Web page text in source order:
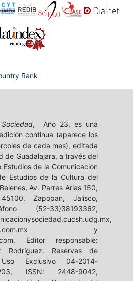
, Año 23, es una
continua (aparece los
de cada mes), editada
de Guadalajara, a través del
de la Comunicación
Estudios de la Cultura del
Av. Parres Arias 150,
Zapopan, Jalisco,
(52-33)38193362,
y
Editor responsable:
Rodríguez. Reservas de
Exclusivo 04-2014-
203, ISSN: 2448-9042,